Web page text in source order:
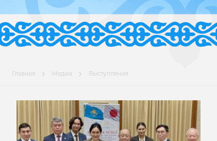
Главная Медиа Выступления